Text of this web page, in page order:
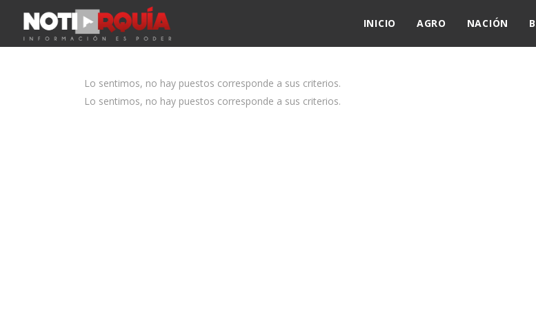
INICIO AGRO NACIÓN
Lo sentimos, no hay puestos corresponde a sus criterios.
Lo sentimos, no hay puestos corresponde a sus criterios.